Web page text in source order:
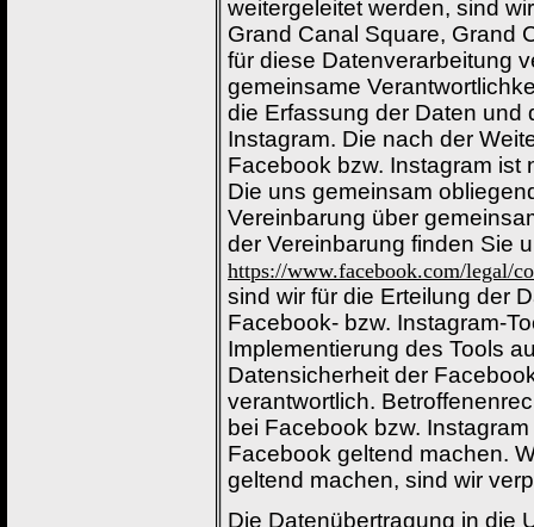
weitergeleitet werden, sind
Grand Canal Square, Grand
für diese Datenverarbeitung
gemeinsame
die Erfassung der Daten und
Instagram. Die nach der
Facebook bzw. Instagram ist
Die uns gemeinsam
Vereinbarung über
der Vereinbarung finden Sie
https://www.facebook.com/legal/
sind wir für die Erteilung der
Facebook- bzw. Instagram-
Implementierung des Tools
Datensicherheit der
verantwortlich.
bei Facebook bzw.
Facebook geltend machen.
geltend machen, sind wir
Die Datenübertragung in die